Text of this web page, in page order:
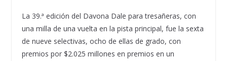
La 39.ª edición del Davona Dale para tresañeras, con
una milla de una vuelta en la pista principal, fue la sexta
de nueve selectivas, ocho de ellas de grado, con
premios por $2.025 millones en premios en un